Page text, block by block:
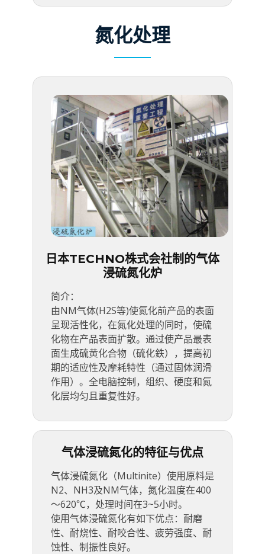
氮化处理
日本TECHNO株式会社制的气体
浸硫氮化炉
简介：
由NM气体(H2S等)使氮化前产品的表面
呈现活性化，在氮化处理的同时，使硫
化物在产品表面扩散。通过使产品最表
面生成硫黄化合物（硫化鉄），提高初
期的适应性及摩耗特性（通过固体润滑
作用）。全电脑控制，组织、硬度和氮
化层均匀且重复性好。
气体浸硫氮化的特征与优点
气体浸硫氮化（Multinite）使用原料是
N2、NH3及NM气体，氮化温度在400
～620℃，处理时间在3~5小时。
使用气体浸硫氮化有如下优点：耐磨
性、耐烧性、耐咬合性、疲劳强度、耐
蚀性、制振性良好。